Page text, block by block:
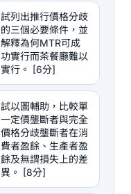
試列出推行價格分歧
的三個必要條件，並
解釋為何MTR可成
功實行而茶餐廳難以
實行。 [6分]
試以圖輔助，比較單
一定價壟斷者與完全
價格分歧壟斷者在消
費者盈餘、生產者盈
餘及無謂損失上的差
異。 [8分]